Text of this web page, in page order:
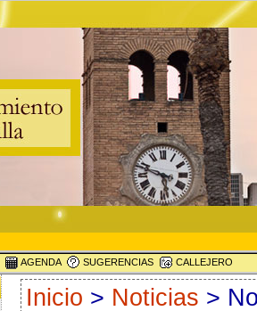
AGENDA SUGERENCIAS CALLEJERO
Inicio > Noticias >